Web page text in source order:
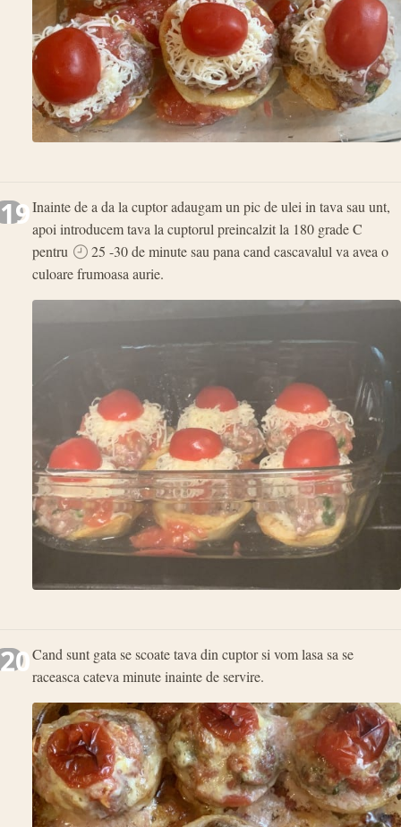
19Inainte de a da la cuptor adaugam un pic de ulei in tava sau unt,
apoi introducem tava la cuptorul preincalzit la 180 grade C
pentru
25 -30 de minute sau pana cand cascavalul va avea o
culoare frumoasa aurie.
20Cand sunt gata se scoate tava din cuptor si vom lasa sa se
raceasca cateva minute inainte de servire.